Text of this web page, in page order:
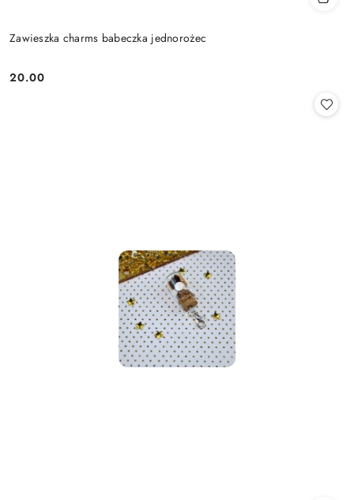
Zawieszka charms babeczka jednorożec
Cena:
20.00